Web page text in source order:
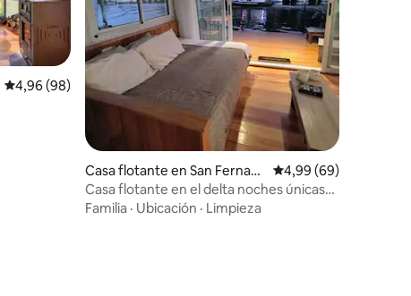
Calificación promedio: 4,96 de 5. 98 evaluaciones
4,96 (98)
Casa flotante en San Fernan
do
Calificación
4,99 (69)
Casa flotante en el delta noches únicas
en el río
Familia · Ubicación · Limpieza